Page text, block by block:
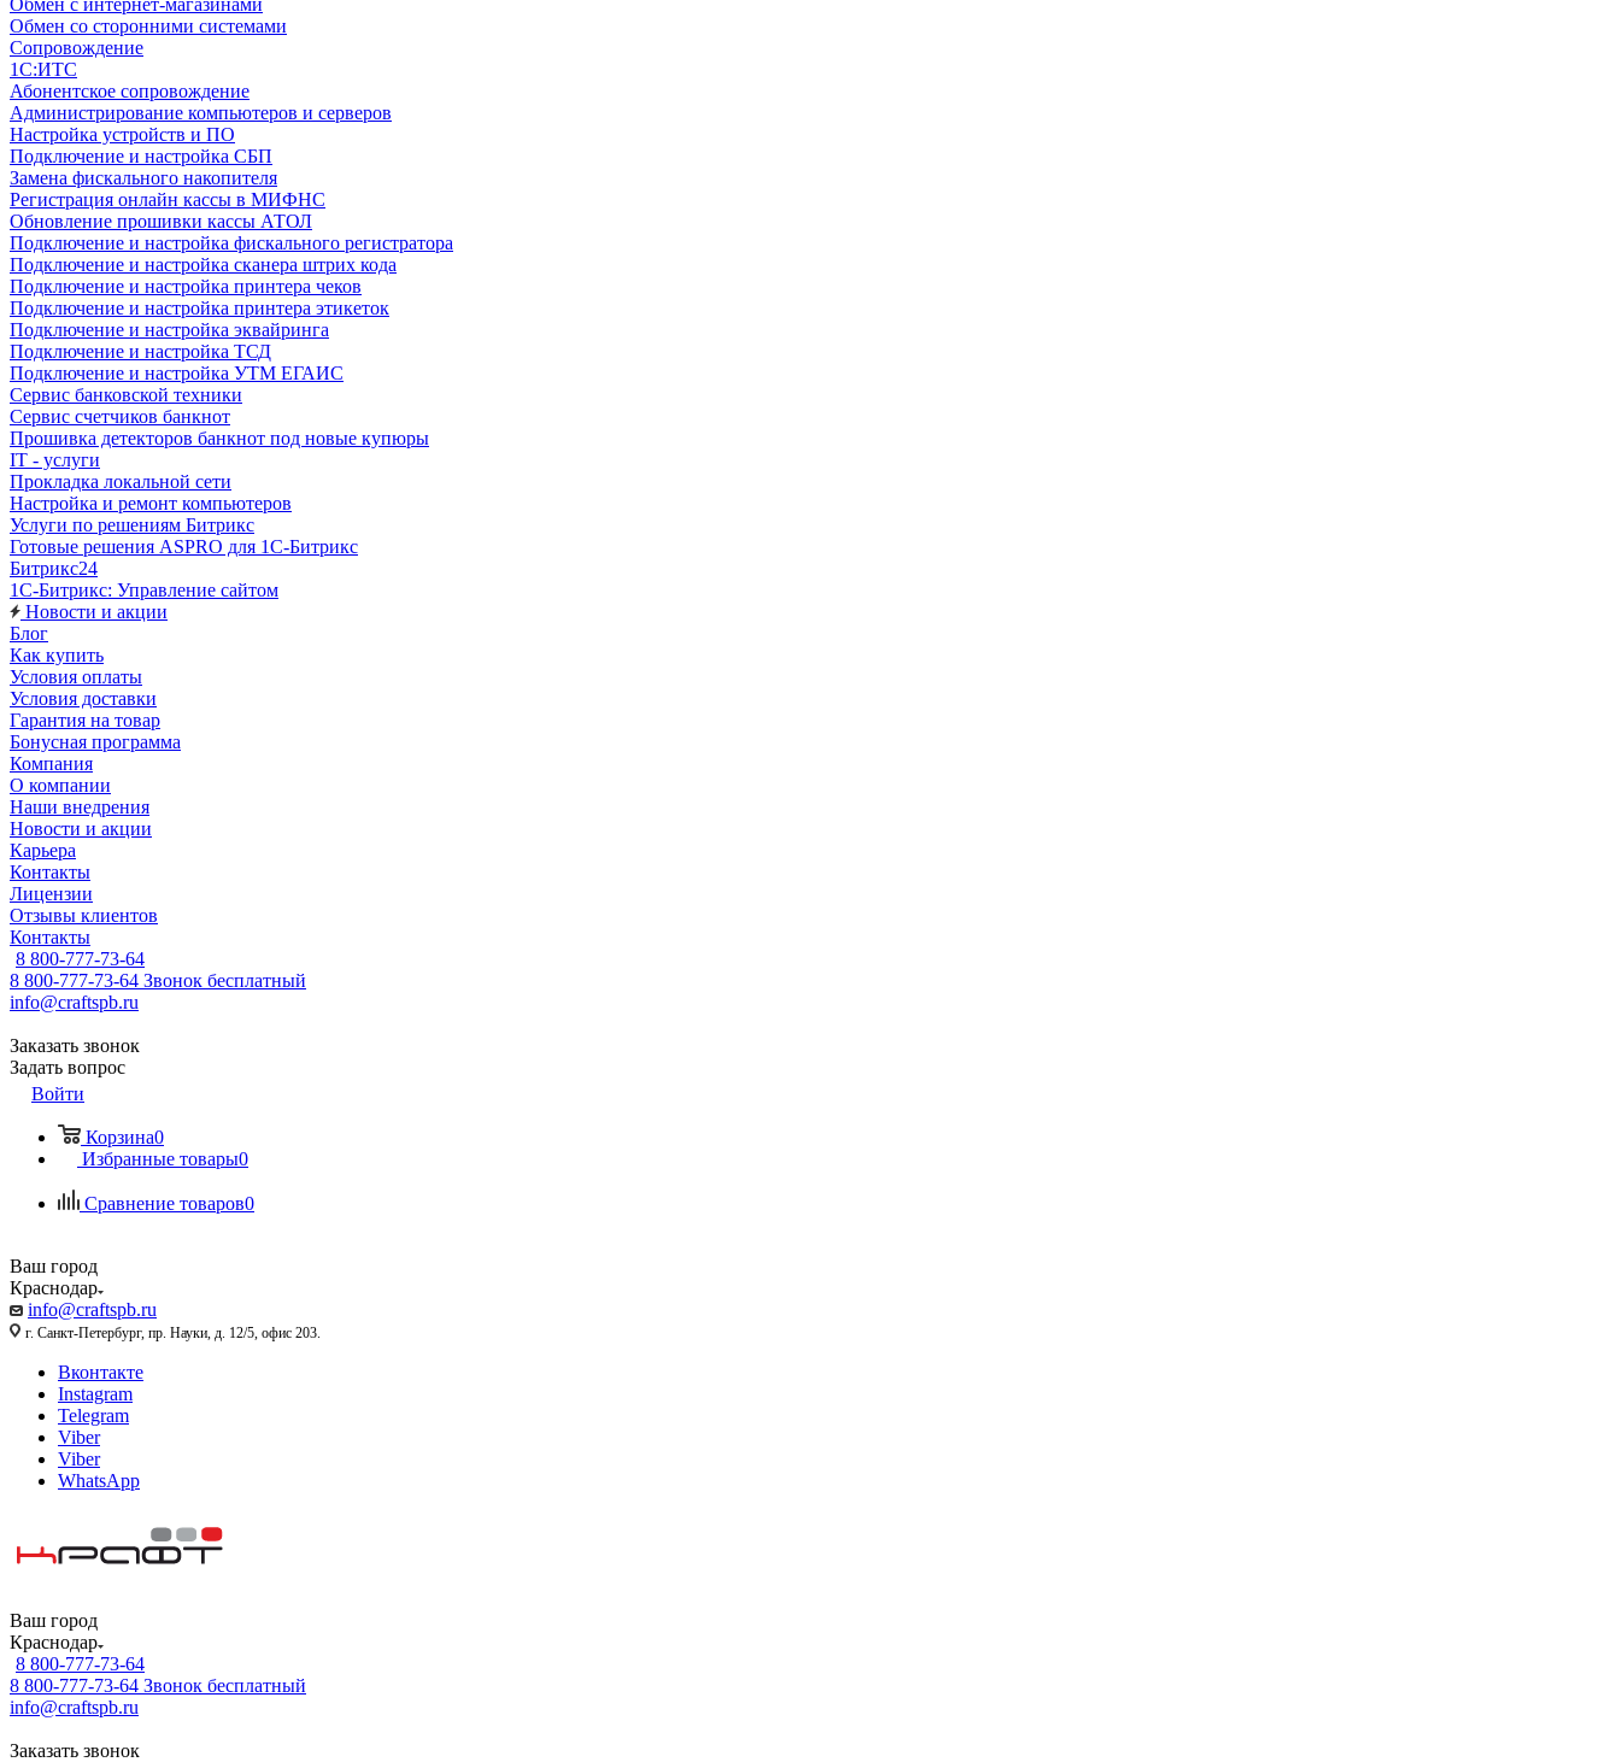
Обмен с интернет-магазинами
Обмен со сторонними системами
Сопровождение
1C:ИТС
Абонентское сопровождение
Администрирование компьютеров и серверов
Настройка устройств и ПО
Подключение и настройка СБП
Замена фискального накопителя
Регистрация онлайн кассы в МИФНС
Обновление прошивки кассы АТОЛ
Подключение и настройка фискального регистратора
Подключение и настройка сканера штрих кода
Подключение и настройка принтера чеков
Подключение и настройка принтера этикеток
Подключение и настройка эквайринга
Подключение и настройка ТСД
Подключение и настройка УТМ ЕГАИС
Сервис банковской техники
Сервис счетчиков банкнот
Прошивка детекторов банкнот под новые купюры
IT - услуги
Прокладка локальной сети
Настройка и ремонт компьютеров
Услуги по решениям Битрикс
Готовые решения ASPRO для 1С-Битрикс
Битрикс24
1С-Битрикс: Управление сайтом
Новости и акции
Блог
Как купить
Условия оплаты
Условия доставки
Гарантия на товар
Бонусная программа
Компания
О компании
Наши внедрения
Новости и акции
Карьера
Контакты
Лицензии
Отзывы клиентов
Контакты
8 800-777-73-64
8 800-777-73-64 Звонок бесплатный
info@craftspb.ru
Заказать звонок
Задать вопрос
Войти
Корзина0
Избранные товары0
Сравнение товаров0
Ваш город
Краснодар
info@craftspb.ru
г. Санкт-Петербург, пр. Науки, д. 12/5, офис 203.
Вконтакте
Instagram
Telegram
Viber
Viber
WhatsApp
Ваш город
Краснодар
8 800-777-73-64
8 800-777-73-64 Звонок бесплатный
info@craftspb.ru
Заказать звонок